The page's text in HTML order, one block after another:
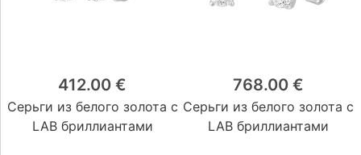
412.00 €
Серьги из белого золота с
LAB бриллиантами
768.00 €
Серьги из белого золота с
LAB бриллиантами